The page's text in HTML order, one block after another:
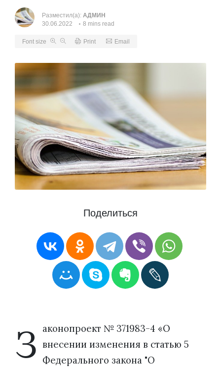
Разместил(а): АДМИН
30.06.2022
8 mins read
Font size Print Email
Поделиться
З аконопроект № 371983-4 «О
внесении изменения в статью 5
Федерального закона "О